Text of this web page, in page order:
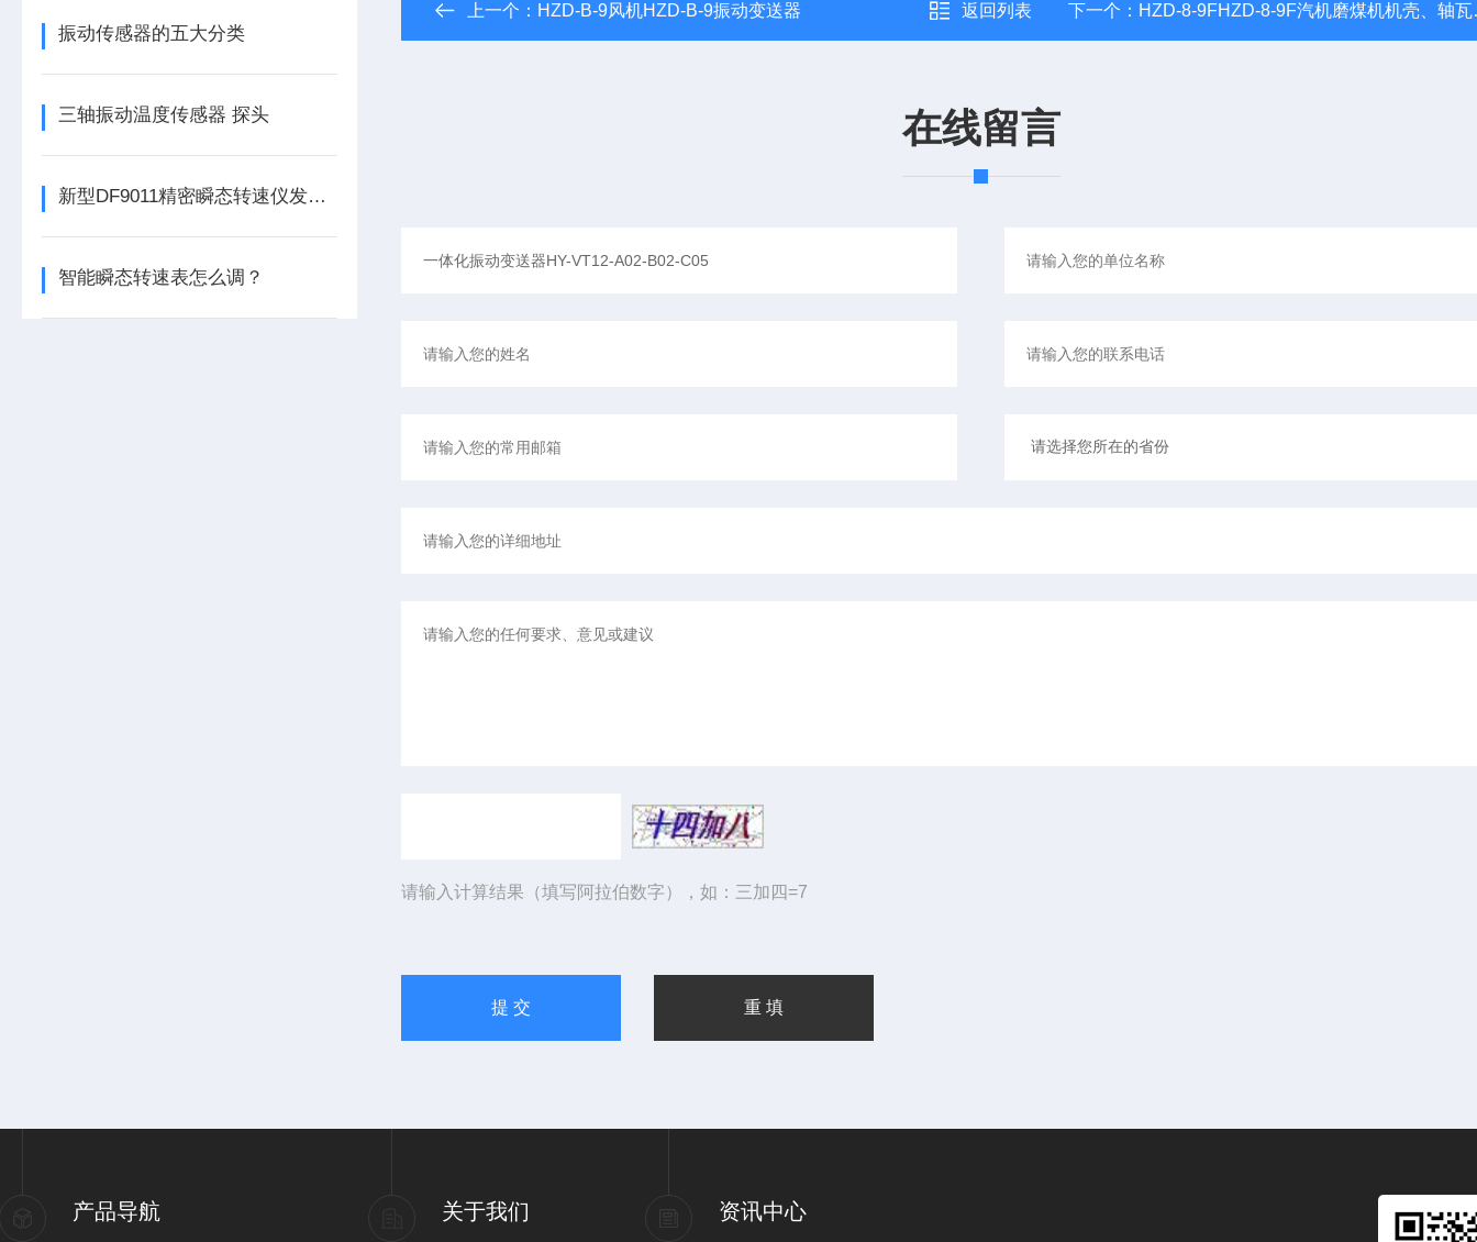
振动传感器的五大分类
三轴振动温度传感器 探头
新型DF9011精密瞬态转速仪发布，为工业转速监测带来革新
智能瞬态转速表怎么调？
上一个： HZD-B-9风机HZD-B-9振动变送器 返回列表 下一个： HZD-8-9FHZD-8-9F汽机磨煤机机壳、轴瓦振动变送器
在线留言
请输入计算结果（填写阿拉伯数字），如：三加四=7
产品导航 关于我们 资讯中心